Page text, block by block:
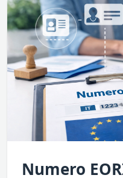
Numero